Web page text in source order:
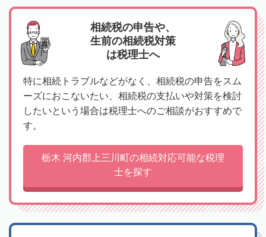
相続税の申告や、
生前の相続税対策
は税理士へ
特に相続トラブルなどがなく、相続税の申告をスム
ーズにおこないたい、相続税の支払いや対策を検討
したいという場合は税理士へのご相談がおすすめで
す。
栃木 河内郡上三川町の相続対応可能な税理
士を探す